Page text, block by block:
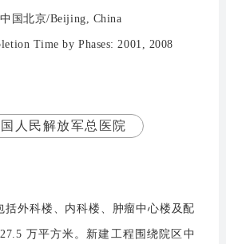
国北京/Beijing, China
Time by Phases: 2001, 2008
人民解放军总医院
括外科楼、内科楼、肿瘤中心楼及配
万平方米。新建工程围绕院区中